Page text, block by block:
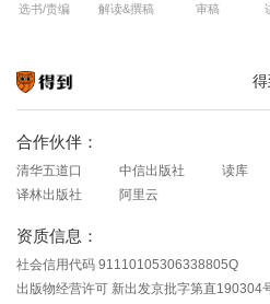
选书/责编 解读&撰稿 审稿
合作伙伴：
清华五道口 中信出版社 读库
译林出版社
阿里云
资质信息：
社会信用代码 91110105306338805Q
出版物经营许可 新出发京批字第直190304